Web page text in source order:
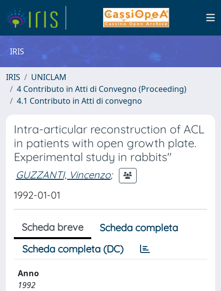
IRIS
IRIS
UNICLAM
4 Contributo in Atti di Convegno (Proceeding)
4.1 Contributo in Atti di convegno
Intra-articular reconstruction of ACL
in patients with open growth plate.
Experimental study in rabbits"
GUZZANTI, Vincenzo;
1992-01-01
Scheda breve
Scheda completa
Scheda completa (DC)
Anno
1992